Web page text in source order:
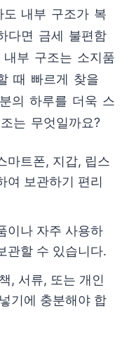
도 내부 구조가 복
다면 금세 불편함
부 구조는 소지품
때 빠르게 찾을
의 하루를 더욱 스
는 무엇일까요?
마트폰, 지갑, 립스
여 보관하기 편리
이나 자주 사용하
관할 수 있습니다.
, 서류, 또는 개인
기에 충분해야 합